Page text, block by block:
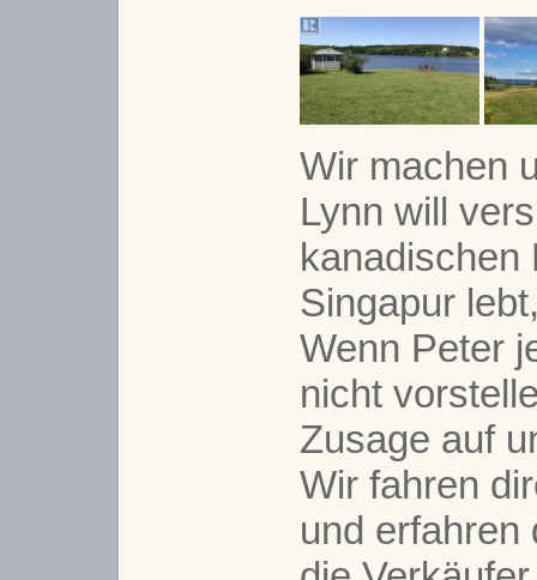
Wir machen
Lynn will
kanadischen
Singapur
Wenn Peter
nicht
Zusage auf
Wir fahren
und erfahren